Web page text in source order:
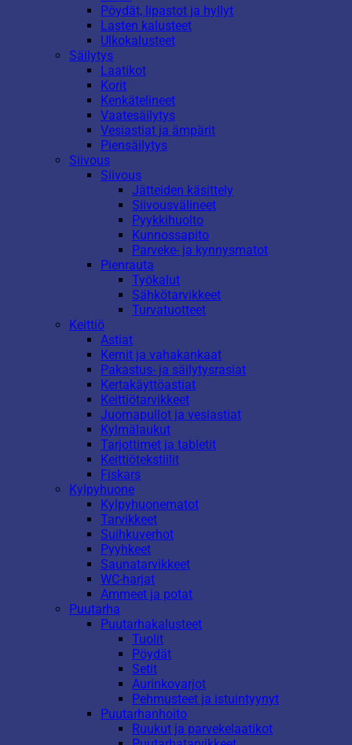
Pöydät, lipastot ja hyllyt
Lasten kalusteet
Ulkokalusteet
Säilytys
Laatikot
Korit
Kenkätelineet
Vaatesäilytys
Vesiastiat ja ämpärit
Piensäilytys
Siivous
Siivous
Jätteiden käsittely
Siivousvälineet
Pyykkihuolto
Kunnossapito
Parveke- ja kynnysmatot
Pienrauta
Työkalut
Sähkötarvikkeet
Turvatuotteet
Keittiö
Astiat
Kernit ja vahakankaat
Pakastus- ja säilytysrasiat
Kertakäyttöastiat
Keittiötarvikkeet
Juomapullot ja vesiastiat
Kylmälaukut
Tarjottimet ja tabletit
Keittiötekstiilit
Fiskars
Kylpyhuone
Kylpyhuonematot
Tarvikkeet
Suihkuverhot
Pyyhkeet
Saunatarvikkeet
WC-harjat
Ammeet ja potat
Puutarha
Puutarhakalusteet
Tuolit
Pöydät
Setit
Aurinkovarjot
Pehmusteet ja istuintyynyt
Puutarhanhoito
Ruukut ja parvekelaatikot